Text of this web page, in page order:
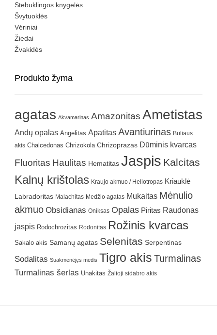
Stebuklingos knygelės
Švytuoklės
Vėriniai
Žiedai
Žvakidės
Produkto žyma
agatas Akvamarinas Amazonitas Ametistas
Andų opalas Angelitas Apatitas Avantiurinas Buliaus
akis Chalcedonas Chrizokola Chrizoprazas Dūminis kvarcas
Fluoritas Haulitas Hematitas Jaspis Kalcitas
Kalnų krištolas Kraujo akmuo / Heliotropas Kriauklė
Labradoritas Malachitas Medžio agatas Mukaitas Mėnulio
akmuo Obsidianas Oniksas Opalas Piritas Raudonas
jaspis Rodochrozitas Rodonitas Rožinis kvarcas
Sakalo akis Samanų agatas Selenitas Serpentinas
Sodalitas Suakmenėjęs medis Tigro akis Turmalinas
Turmalinas šerlas Unakitas Žalioji sidabro akis